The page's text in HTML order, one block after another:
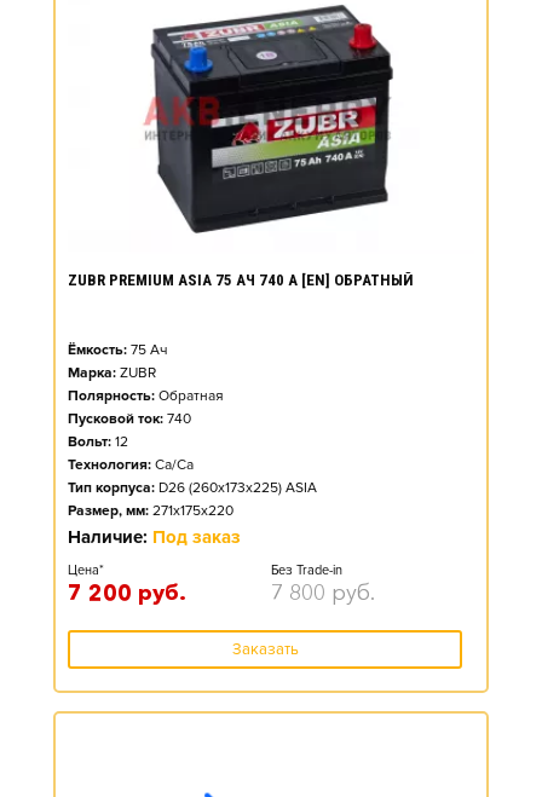
ZUBR PREMIUM ASIA 75 АЧ 740 А [EN] ОБРАТНЫЙ
Ёмкость: 75 Ач
Марка: ZUBR
Полярность: Обратная
Пусковой ток: 740
Вольт: 12
Технология: Ca/Ca
Тип корпуса: D26 (260x173x225) ASIA
Размер, мм: 271x175x220
Наличие: Под заказ
Цена*
7 200 руб.
Без Trade-in
7 800 руб.
Заказать